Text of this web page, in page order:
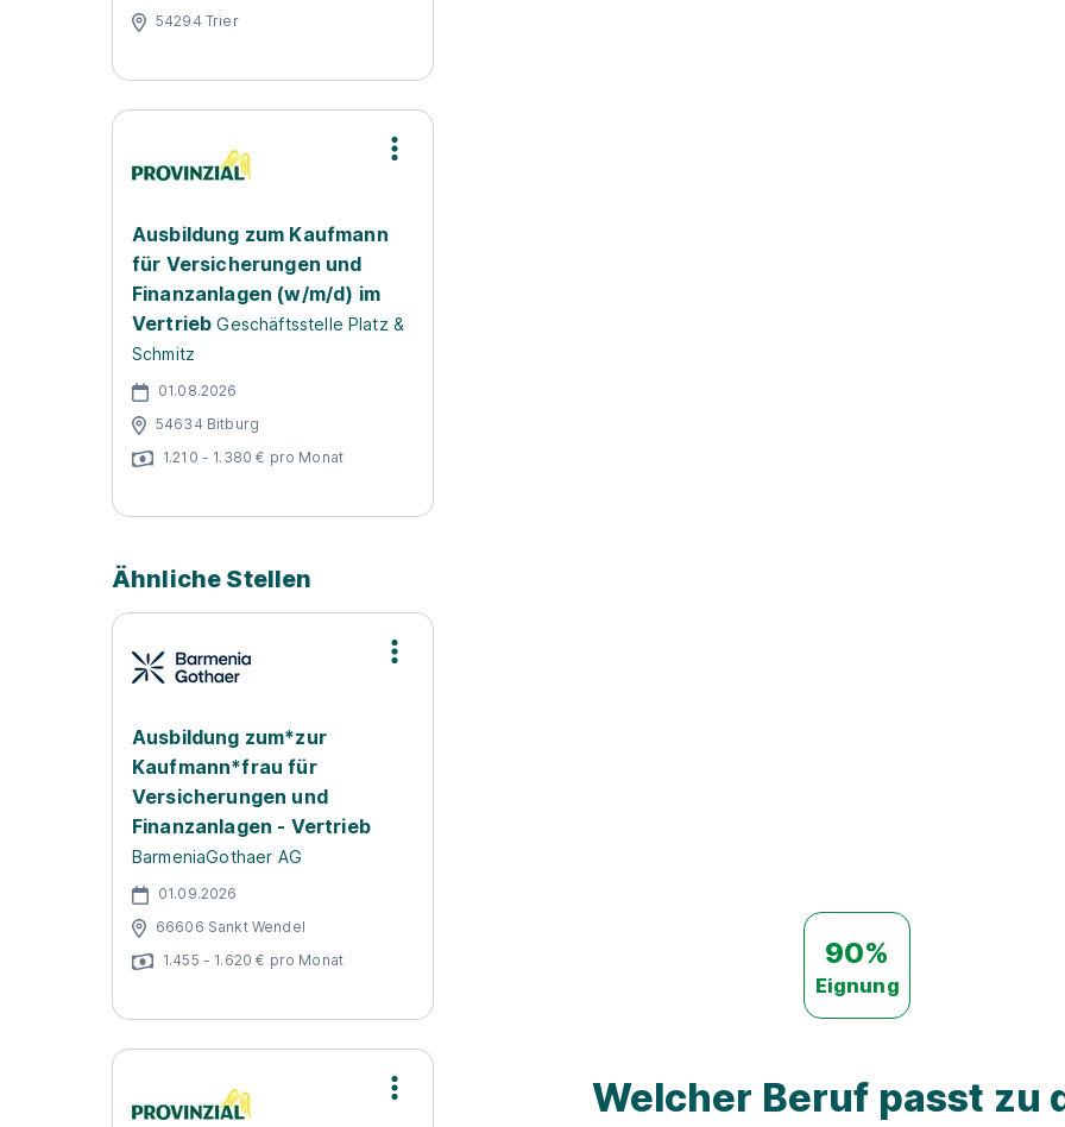
54294 Trier
Ausbildung zum Kaufmann
für Versicherungen und
Finanzanlagen (w/m/d) im
Vertrieb Geschäftsstelle Platz &
Schmitz
01.08.2026
54634 Bitburg
1.210 - 1.380 € pro Monat
Ähnliche Stellen
Ausbildung zum*zur
Kaufmann*frau für
Versicherungen und
Finanzanlagen - Vertrieb
BarmeniaGothaer AG
01.09.2026
66606 Sankt Wendel
1.455 - 1.620 € pro Monat
90%
Eignung
Welcher Beruf passt zu